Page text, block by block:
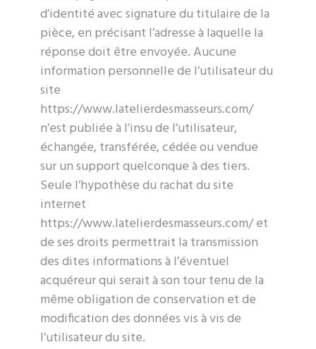
d’identité avec signature du titulaire de la
pièce, en précisant l’adresse à laquelle la
réponse doit être envoyée. Aucune
information personnelle de l’utilisateur du
site
https://www.latelierdesmasseurs.com/
n’est publiée à l’insu de l’utilisateur,
échangée, transférée, cédée ou vendue
sur un support quelconque à des tiers.
Seule l’hypothèse du rachat du site
internet
https://www.latelierdesmasseurs.com/ et
de ses droits permettrait la transmission
des dites informations à l’éventuel
acquéreur qui serait à son tour tenu de la
même obligation de conservation et de
modification des données vis à vis de
l’utilisateur du site.